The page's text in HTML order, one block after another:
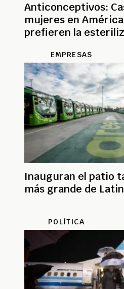
Anticonceptivos:
mujeres en
prefieren la
EMPRESAS
Inauguran el patio
más grande de
POLÍTICA